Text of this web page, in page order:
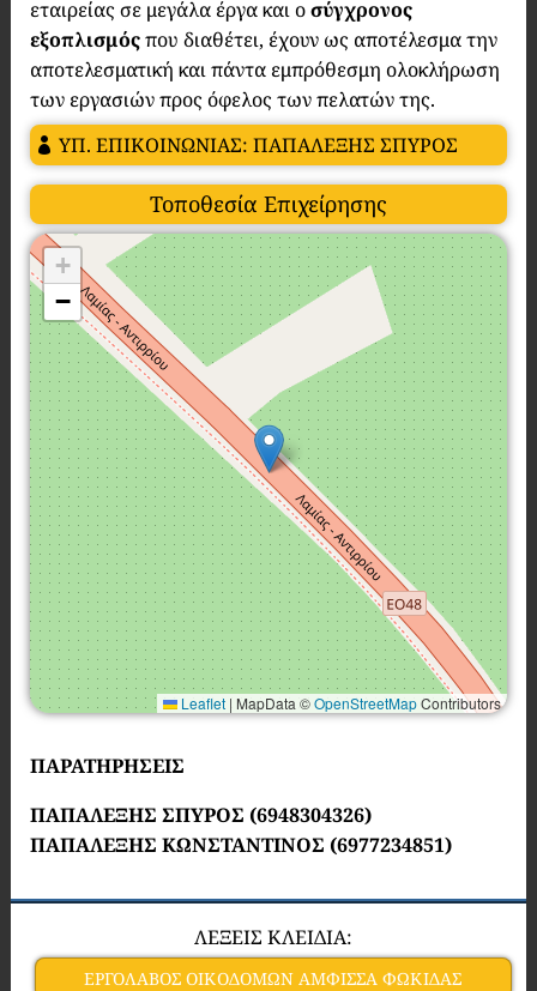
εταιρείας σε μεγάλα έργα και οσύγχρονος
εξοπλισμόςπου διαθέτει, έχουν ως αποτέλεσμα την
αποτελεσματική και πάντα εμπρόθεσμη ολοκλήρωση
των εργασιών προς όφελος των πελατών της.
ΥΠ. ΕΠΙΚΟΙΝΩΝΙΑΣ: ΠΑΠΑΛΕΞΗΣ ΣΠΥΡΟΣ
Τοποθεσία Επιχείρησης
+
−
Leaflet | MapData ©OpenStreetMapContributors
ΠΑΡΑΤΗΡΗΣΕΙΣ
ΠΑΠΑΛΕΞΗΣ ΣΠΥΡΟΣ (6948304326)
ΠΑΠΑΛΕΞΗΣ ΚΩΝΣΤΑΝΤΙΝΟΣ (6977234851)
ΛΕΞΕΙΣ ΚΛΕΙΔΙΑ:
ΕΡΓΟΛΑΒΟΣ ΟΙΚΟΔΟΜΩΝ ΑΜΦΙΣΣΑ ΦΩΚΙΔΑΣ